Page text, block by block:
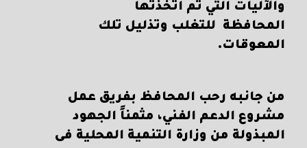
والآليات التي تم اتخذتها
المحافظة للتغلب وتذليل تلك
المعوقات.
من جانبه رحب المحافظ بفريق عمل
مشروع الدعم الفني، مثمناً الجهود
المبذولة من وزارة التنمية المحلية فى